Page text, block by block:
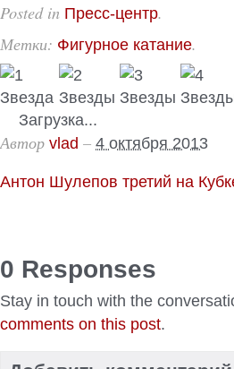
Posted in Пресс-центр.
Метки: Фигурное катание.
Загрузка...
Автор vlad – 4 октября 2013
Антон Шулепов третий на
0 Responses
Stay in touch with the
comments on this post.